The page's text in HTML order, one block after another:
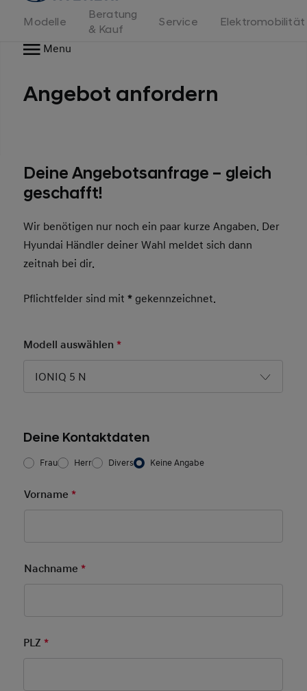
Modelle
Beratung
& Kauf
Service
Elektromobilität
Menu
Angebot anfordern
Deine Angebotsanfrage – gleich
geschafft!
Wir benötigen nur noch ein paar kurze Angaben. Der
Hyundai Händler deiner Wahl meldet sich dann
zeitnah bei dir.
Pflichtfelder sind mit* gekennzeichnet.
Modell auswählen*
IONIQ 5 N
Deine Kontaktdaten
Frau/Herr *
Frau Herr Divers Keine Angabe
Vorname *Pflichtfeld
Nachname *Pflichtfeld
PLZ*